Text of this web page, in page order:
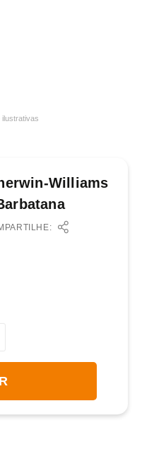
ilustrativas
Williams